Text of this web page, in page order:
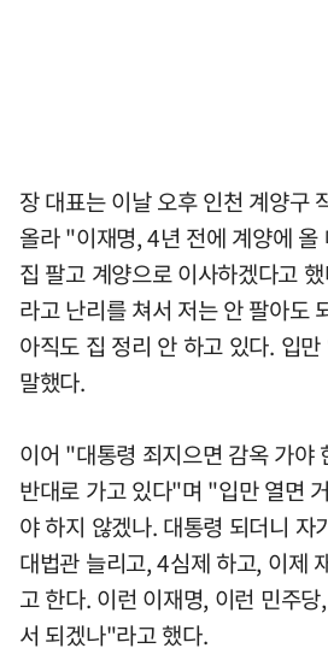
장 대표는 이날 오후 인천 계양구
올라 "이재명, 4년 전에 계양에 올
집 팔고 계양으로 이사하겠다고
라고 난리를 쳐서 저는 안 팔아도
아직도 집 정리 안 하고 있다. 입
말했다.
이어 "대통령 죄지으면 감옥 가야
반대로 가고 있다"며 "입만 열면
야 하지 않겠나. 대통령 되더니 자
대법관 늘리고, 4심제 하고, 이제
고 한다. 이런 이재명, 이런 민주
서 되겠나"라고 했다.